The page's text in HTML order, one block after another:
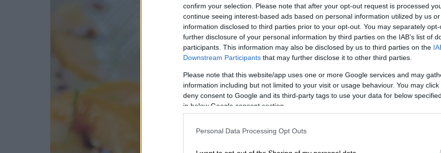
confirm your selection. Please note that after your opt-out request is processed
continue seeing interest-based ads based on personal information utilized by us
information disclosed to third parties prior to your opt-out. You may separately
further disclosure of your personal information by third parties on the IAB’s list of
participants. This information may also be disclosed by us to third parties on the
Downstream Participants that may further disclose it to other third parties.
Please note that this website/app uses one or more Google services and may
information including but not limited to your visit or usage behaviour. You may
deny consent to Google and its third-party tags to use your data for below
in below Google consent section.
Personal Data Processing Opt Outs
Υλικά
350 ml γλυκό
κρασί Λήμνου
2 αυγά
ολόκληρα και 1
κρόκος
120 γρ. ζάχαρη